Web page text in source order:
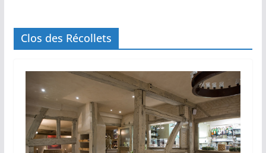
Clos des Récollets